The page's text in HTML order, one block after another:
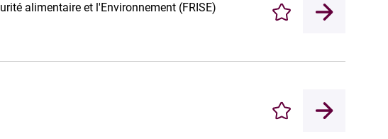
alimentaire et l'Environnement (FRISE)
Enregistrer
Enregistrer